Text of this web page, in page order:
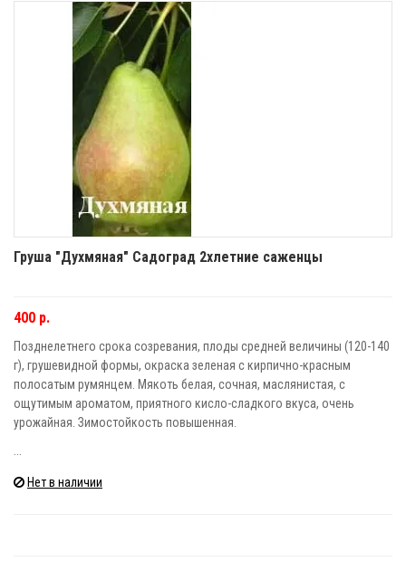
Груша "Духмяная" Садоград 2хлетние саженцы
400 р.
Позднелетнего срока созревания, плоды средней величины (120-140
г), грушевидной формы, окраска зеленая с кирпично-красным
полосатым румянцем. Мякоть белая, сочная, маслянистая, с
ощутимым ароматом, приятного кисло-сладкого вкуса, очень
урожайная. Зимостойкость повышенная.
Нет в наличии